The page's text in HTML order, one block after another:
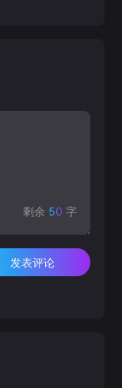
剩余 50 字
发表评论